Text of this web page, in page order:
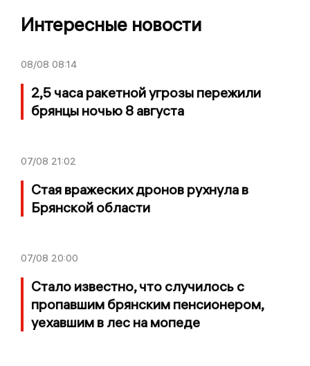
Интересные новости
08/08 08:14
2,5 часа ракетной угрозы пережили
брянцы ночью 8 августа
07/08 21:02
Стая вражеских дронов рухнула в
Брянской области
07/08 20:00
Стало известно, что случилось с
пропавшим брянским пенсионером,
уехавшим в лес на мопеде